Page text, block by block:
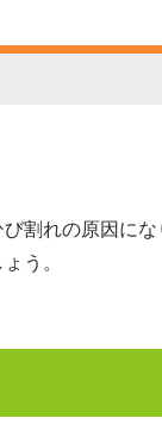
割れの原因にな
う。